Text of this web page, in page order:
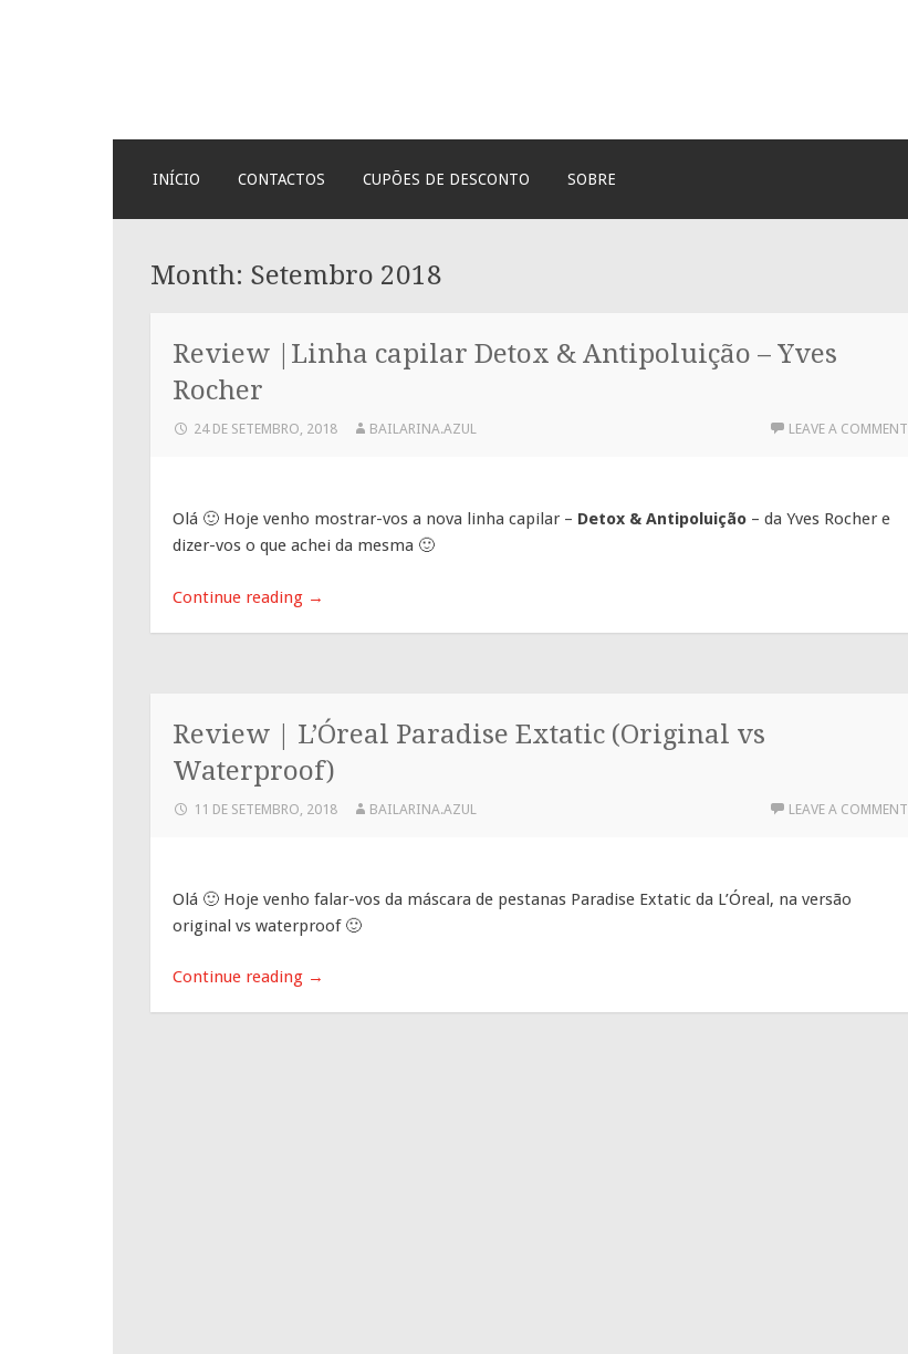
SKIP
CONTENT
INÍCIO CONTACTOS CUPÕES DE DESCONTO SOBRE
Month: Setembro 2018
Review |Linha capilar Detox & Antipoluição – Yves
Rocher
24 DE SETEMBRO, 2018 BAILARINA.AZUL LEAVE A COMMENT
Olá 🙂 Hoje venho mostrar-vos a nova linha capilar – Detox & Antipoluição – da Yves Rocher e
dizer-vos o que achei da mesma 🙂
Continue reading →
Review | L’Óreal Paradise Extatic (Original vs
Waterproof)
11 DE SETEMBRO, 2018 BAILARINA.AZUL LEAVE A COMMENT
Olá 🙂 Hoje venho falar-vos da máscara de pestanas Paradise Extatic da L’Óreal, na versão
original vs waterproof 🙂
Continue reading →